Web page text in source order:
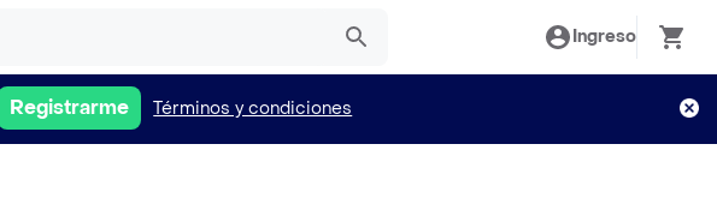
Ingreso
Registrarme Términos y condiciones